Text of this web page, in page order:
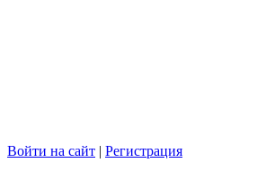
Войти на сайт | Регистрация